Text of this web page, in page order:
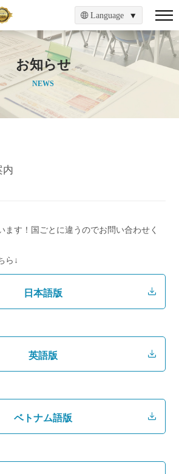
Language
お知らせ
NEWS
内
ます！国ごとに違うのでお問い合わせく
ら↓
日本語版
英語版
ベトナム語版